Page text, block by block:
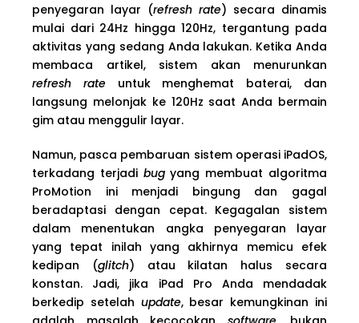
penyegaran layar (refresh rate) secara dinamis
mulai dari 24Hz hingga 120Hz, tergantung pada
aktivitas yang sedang Anda lakukan. Ketika Anda
membaca artikel, sistem akan menurunkan
refresh rateuntuk menghemat baterai, dan
langsung melonjak ke 120Hz saat Anda bermain
gim atau menggulir layar.
Namun, pasca pembaruan sistem operasi iPadOS,
terkadang terjadi bugyang membuat algoritma
ProMotion ini menjadi bingung dan gagal
beradaptasi dengan cepat. Kegagalan sistem
dalam menentukan angka penyegaran layar
yang tepat inilah yang akhirnya memicu efek
kedipan (glitch) atau kilatan halus secara
konstan. Jadi, jika iPad Pro Anda mendadak
berkedip setelah update, besar kemungkinan ini